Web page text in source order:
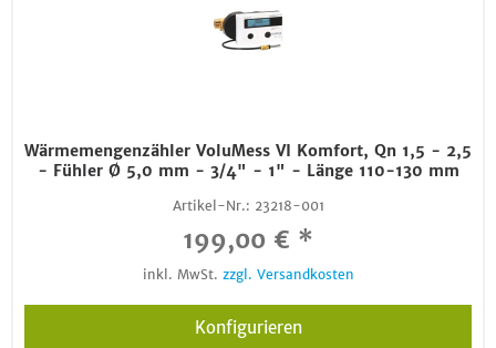
Wärmemengenzähler VoluMess VI Komfort, Qn 1,5 - 2,5
- Fühler Ø 5,0 mm - 3/4" - 1" - Länge 110-130 mm
Artikel-Nr.: 23218-001
199,00 € *
inkl. MwSt. zzgl. Versandkosten
Konfigurieren